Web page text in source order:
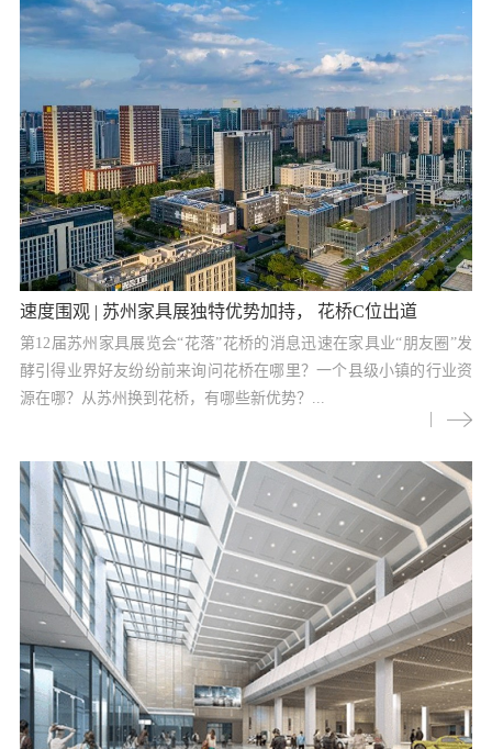
速度围观 | 苏州家具展独特优势加持， 花桥C位出道
第12届苏州家具展览会“花落”花桥的消息迅速在家具业“朋友圈”发
酵引得业界好友纷纷前来询问花桥在哪里？一个县级小镇的行业资
源在哪？从苏州换到花桥，有哪些新优势？...